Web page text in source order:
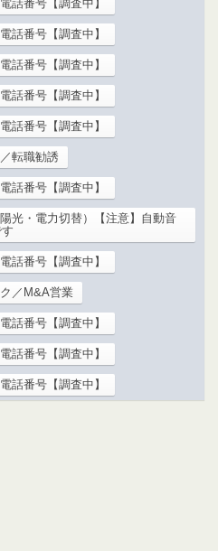
話番号【調査中】
話番号【調査中】
話番号【調査中】
話番号【調査中】
話番号【調査中】
転職勧誘
話番号【調査中】
光・電力切替）【注意】自動音
話番号【調査中】
／M&A営業
話番号【調査中】
話番号【調査中】
話番号【調査中】